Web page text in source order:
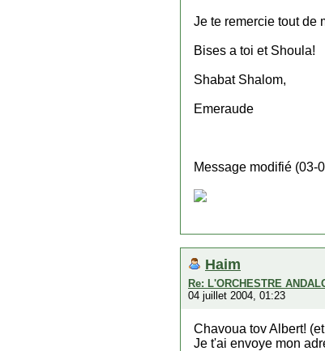
Je te remercie tout de
Bises a toi et Shoula!
Shabat Shalom,
Emeraude
Message modifié (03-
Haim
Re: L'ORCHESTRE
04 juillet 2004, 01:23
Chavoua tov Albert!
Je t'ai envoye mon